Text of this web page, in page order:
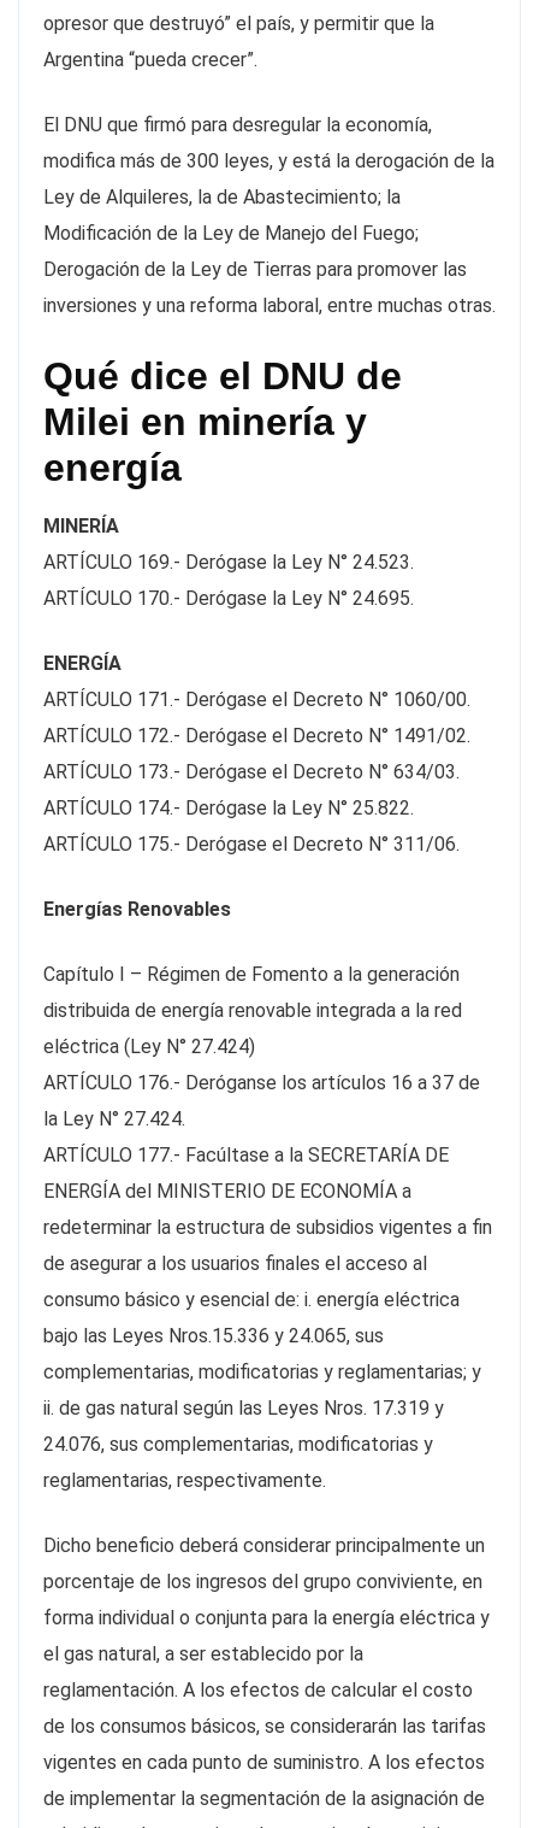
opresor que destruyó” el país, y permitir que la
Argentina “pueda crecer”.
El DNU que firmó para desregular la economía,
modifica más de 300 leyes, y está la derogación de la
Ley de Alquileres, la de Abastecimiento; la
Modificación de la Ley de Manejo del Fuego;
Derogación de la Ley de Tierras para promover las
inversiones y una reforma laboral, entre muchas otras.
Qué dice el DNU de
Milei en minería y
energía
MINERÍA
ARTÍCULO 169.- Derógase la Ley N° 24.523.
ARTÍCULO 170.- Derógase la Ley N° 24.695.
ENERGÍA
ARTÍCULO 171.- Derógase el Decreto N° 1060/00.
ARTÍCULO 172.- Derógase el Decreto N° 1491/02.
ARTÍCULO 173.- Derógase el Decreto N° 634/03.
ARTÍCULO 174.- Derógase la Ley N° 25.822.
ARTÍCULO 175.- Derógase el Decreto N° 311/06.
Energías Renovables
Capítulo I – Régimen de Fomento a la generación
distribuida de energía renovable integrada a la red
eléctrica (Ley N° 27.424)
ARTÍCULO 176.- Deróganse los artículos 16 a 37 de
la Ley N° 27.424.
ARTÍCULO 177.- Facúltase a la SECRETARÍA DE
ENERGÍA del MINISTERIO DE ECONOMÍA a
redeterminar la estructura de subsidios vigentes a fin
de asegurar a los usuarios finales el acceso al
consumo básico y esencial de: i. energía eléctrica
bajo las Leyes Nros.15.336 y 24.065, sus
complementarias, modificatorias y reglamentarias; y
ii. de gas natural según las Leyes Nros. 17.319 y
24.076, sus complementarias, modificatorias y
reglamentarias, respectivamente.
Dicho beneficio deberá considerar principalmente un
porcentaje de los ingresos del grupo conviviente, en
forma individual o conjunta para la energía eléctrica y
el gas natural, a ser establecido por la
reglamentación. A los efectos de calcular el costo
de los consumos básicos, se considerarán las tarifas
vigentes en cada punto de suministro. A los efectos
de implementar la segmentación de la asignación de